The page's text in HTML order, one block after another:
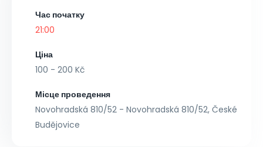
Час початку
21:00
Ціна
100 - 200 Kč
Місце проведення
Novohradská 810/52 - Novohradská 810/52, České
Budějovice